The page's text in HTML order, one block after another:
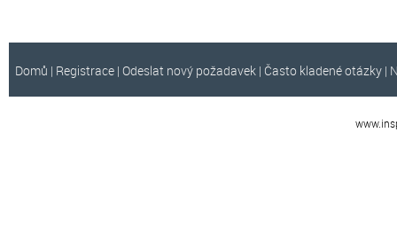
Domů | Registrace | Odeslat nový požadavek | Často kladené otázky |